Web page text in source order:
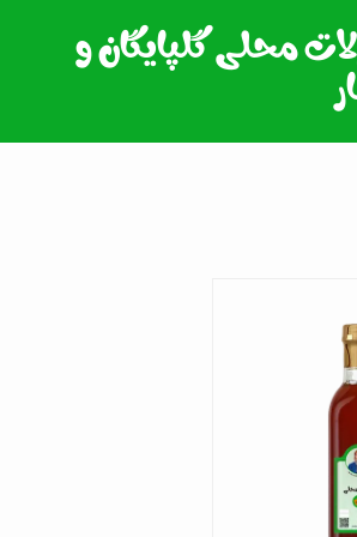
محلی گلپایگان و